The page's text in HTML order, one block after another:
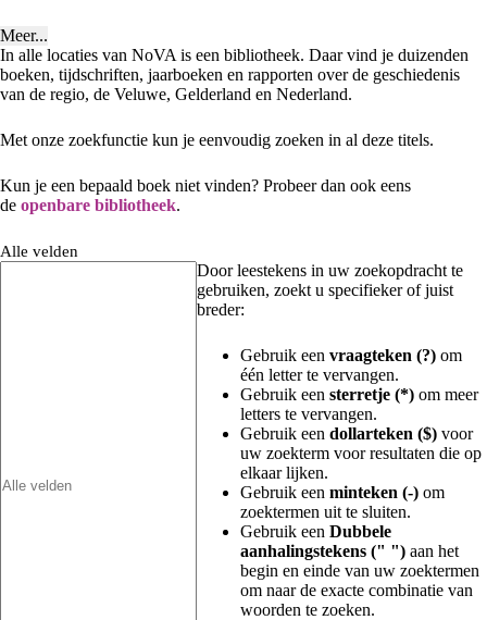
Meer...
In alle locaties van NoVA is een bibliotheek. Daar vind je duizenden
boeken, tijdschriften, jaarboeken en rapporten over de geschiedenis
van de regio, de Veluwe, Gelderland en Nederland.
Met onze zoekfunctie kun je eenvoudig zoeken in al deze titels.
Kun je een bepaald boek niet vinden? Probeer dan ook eens
de openbare bibliotheek.
Alle velden
Door leestekens in uw zoekopdracht te
gebruiken, zoekt u specifieker of juist
breder:
Gebruik een vraagteken (?) om
één letter te vervangen.
Gebruik een sterretje (*) om meer
letters te vervangen.
Gebruik een dollarteken ($) voor
uw zoekterm voor resultaten die op
elkaar lijken.
Gebruik een minteken (-) om
zoektermen uit te sluiten.
Gebruik een Dubbele
aanhalingstekens (" ") aan het
begin en einde van uw zoektermen
om naar de exacte combinatie van
woorden te zoeken.